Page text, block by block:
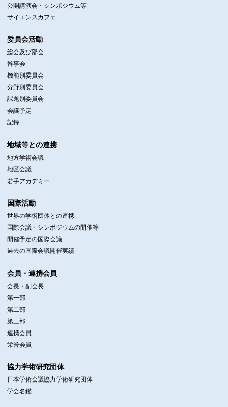
公開講演会・シンポジウム等
サイエンスカフェ
委員会活動
総会及び部会
幹事会
機能別委員会
分野別委員会
課題別委員会
会議予定
記録
地域等との連携
地方学術会議
地区会議
若手アカデミー
国際活動
世界の学術団体との連携
国際会議・シンポジウムの開催等
開催予定の国際会議
過去の国際会議開催実績
会員・連携会員
会長・副会長
第一部
第二部
第三部
連携会員
栄誉会員
協力学術研究団体
日本学術会議協力学術研究団体
学会名鑑